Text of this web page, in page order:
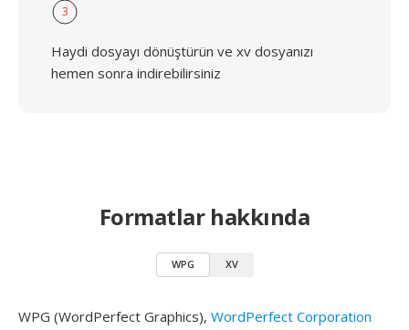
3
Haydi dosyayı dönüştürün ve xv dosyanızı
hemen sonra indirebilirsiniz
Formatlar hakkında
WPG XV
WPG (WordPerfect Graphics), WordPerfect Corporation